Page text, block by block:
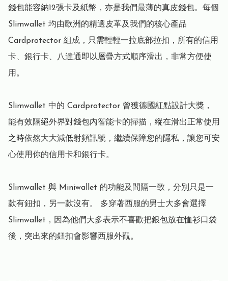
錢包能容納12張卡及紙幣，亦是我們最薄的真皮錢包。每個
Slimwallet 均由歐洲的精選皮革及我們的核心產品
Cardprotector 組成，只需輕輕一拉底部拉扣，所有的信用
卡、銀行卡、八達通即以層疊方式順序滑出，非常方便使
用。
Slimwallet 中的 Cardprotector 曾獲德國紅點設計大獎，
能有效隔絕外界對錢包內智能卡的掃描，縱在滑出正常使用
之時依然大大減低射頻訊號，繼續保障您的隱私，讓您可安
心使用你的信用卡和銀行卡。
Slimwallet 與 Miniwallet 的功能及間隔一致，分別只是一
款有鈕扣，另一款沒有。 多穿著西服的男士大多會選擇
Slimwallet，因為他們大多表示不喜歡把銀包放在恤衫口袋
後，突出來的鈕扣會影響西服外觀。